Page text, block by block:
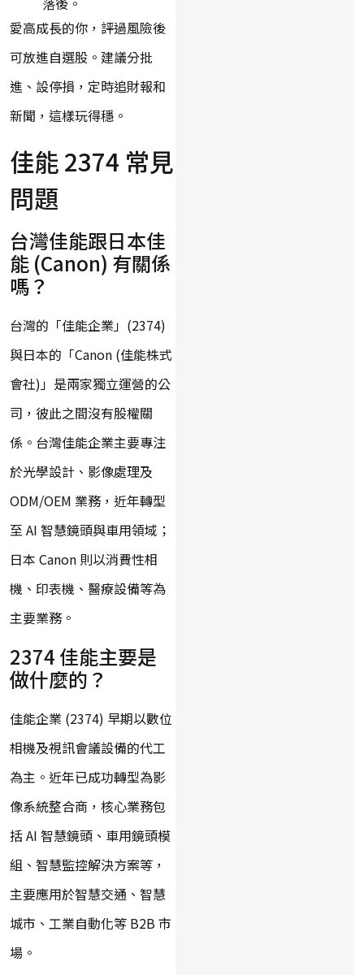
愛高成長的你，評過風險後
可放進自選股。建議分批
進、設停損，定時追財報和
新聞，這樣玩得穩。
佳能 2374 常見
問題
台灣佳能跟日本佳
能 (Canon) 有關係
嗎？
台灣的「佳能企業」(2374)
與日本的「Canon (佳能株式
會社)」是兩家獨立運營的公
司，彼此之間沒有股權關
係。台灣佳能企業主要專注
於光學設計、影像處理及
ODM/OEM 業務，近年轉型
至 AI 智慧鏡頭與車用領域；
日本 Canon 則以消費性相
機、印表機、醫療設備等為
主要業務。
2374 佳能主要是
做什麼的？
佳能企業 (2374) 早期以數位
相機及視訊會議設備的代工
為主。近年已成功轉型為影
像系統整合商，核心業務包
括 AI 智慧鏡頭、車用鏡頭模
組、智慧監控解決方案等，
主要應用於智慧交通、智慧
城市、工業自動化等 B2B 市
場。